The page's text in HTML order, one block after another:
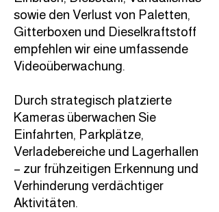
sowie den Verlust von Paletten,
Gitterboxen und Dieselkraftstoff
empfehlen wir eine umfassende
Videoüberwachung.
Durch strategisch platzierte
Kameras überwachen Sie
Einfahrten, Parkplätze,
Verladebereiche und Lagerhallen
– zur frühzeitigen Erkennung und
Verhinderung verdächtiger
Aktivitäten.